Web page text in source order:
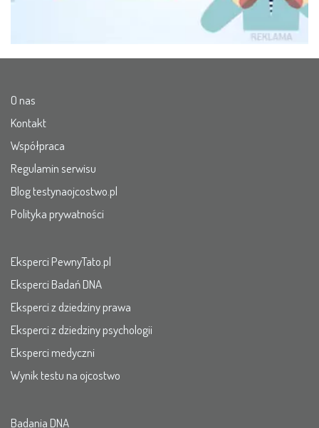
O nas
Kontakt
Współpraca
Regulamin serwisu
Blog testynaojcostwo.pl
Polityka prywatności
Eksperci PewnyTato.pl
Eksperci Badań DNA
Eksperci z dziedziny prawa
Eksperci z dziedziny psychologii
Eksperci medyczni
Wynik testu na ojcostwo
Badania DNA